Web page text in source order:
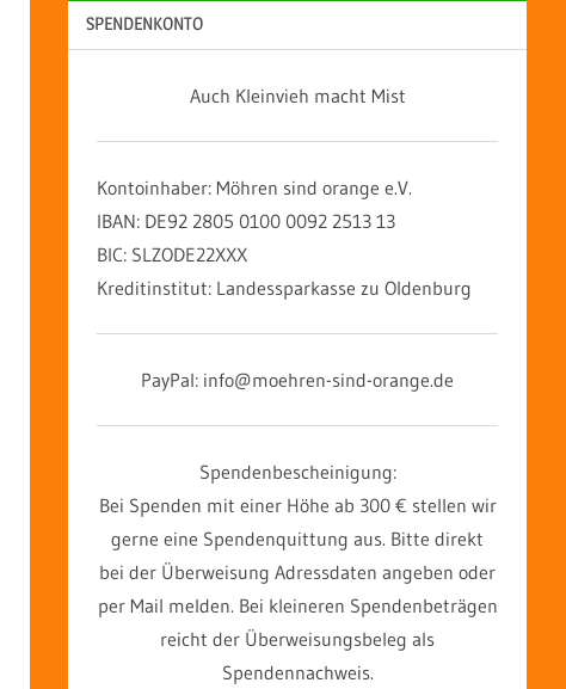
SPENDENKONTO
Auch Kleinvieh macht Mist
Kontoinhaber: Möhren sind orange e.V.
IBAN: DE92 2805 0100 0092 2513 13
BIC: SLZODE22XXX
Kreditinstitut: Landessparkasse zu Oldenburg
PayPal: info@moehren-sind-orange.de
Spendenbescheinigung:
Bei Spenden mit einer Höhe ab 300 € stellen wir
gerne eine Spendenquittung aus. Bitte direkt
bei der Überweisung Adressdaten angeben oder
per Mail melden. Bei kleineren Spendenbeträgen
reicht der Überweisungsbeleg als
Spendennachweis.